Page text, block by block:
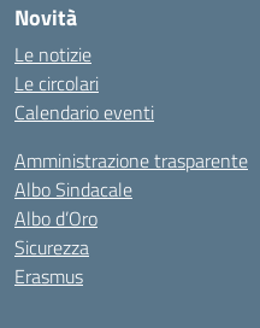
Novità
Le notizie
Le circolari
Calendario eventi
Amministrazione trasparente
Albo Sindacale
Albo d’Oro
Sicurezza
Erasmus